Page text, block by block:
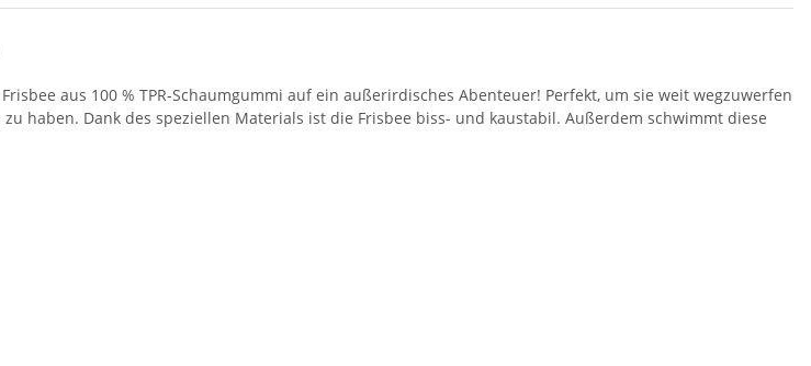
aus 100 % TPR-Schaumgummi auf ein außerirdisches Abenteuer! Perfekt, um sie weit wegzuwerfen
haben. Dank des speziellen Materials ist die Frisbee biss- und kaustabil. Außerdem schwimmt diese